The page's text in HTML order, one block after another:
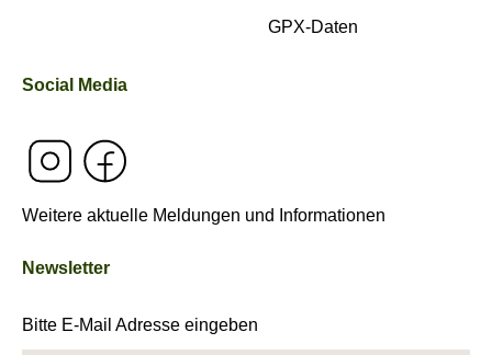
GPX-Daten
Social Media
Weitere aktuelle Meldungen und Informationen
Newsletter
Bitte E-Mail Adresse eingeben